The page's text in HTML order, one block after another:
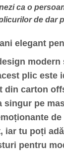
ca o
de dar
elegant
modern
plic este
din carton
singur pe
iar tu poți
pentru